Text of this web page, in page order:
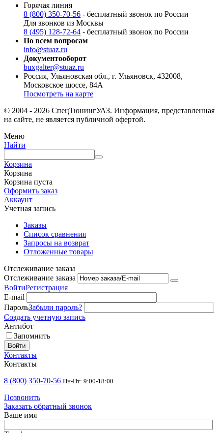
Горячая линия
8 (800) 350-70-56 - бесплатный звонок по России
Для звонков из Москвы
8 (495) 128-72-64 - бесплатный звонок по России
По всем вопросам
info@stuaz.ru
Документооборот
buxgalter@stuaz.ru
Россия, Ульяновская обл., г. Ульяновск, 432008,
Московское шоссе, 84А
Посмотреть на карте
© 2004 - 2026 СпецТюнингУАЗ. Информация, представленная
на сайте, не является публичной офертой.
Меню
Найти
Корзина
Корзина
Корзина пуста
Оформить заказ
Аккаунт
Учетная запись
Заказы
Список сравнения
Запросы на возврат
Отложенные товары
Отслеживание заказа
Отслеживание заказа
ВойтиРегистрация
E-mail
ПарольЗабыли пароль?
Создать учетную запись
Антибот
Запомнить
Войти
Контакты
Контакты
8 (800) 350-70-56 Пн-Пт: 9:00-18:00
Позвонить
Заказать обратный звонок
Ваше имя